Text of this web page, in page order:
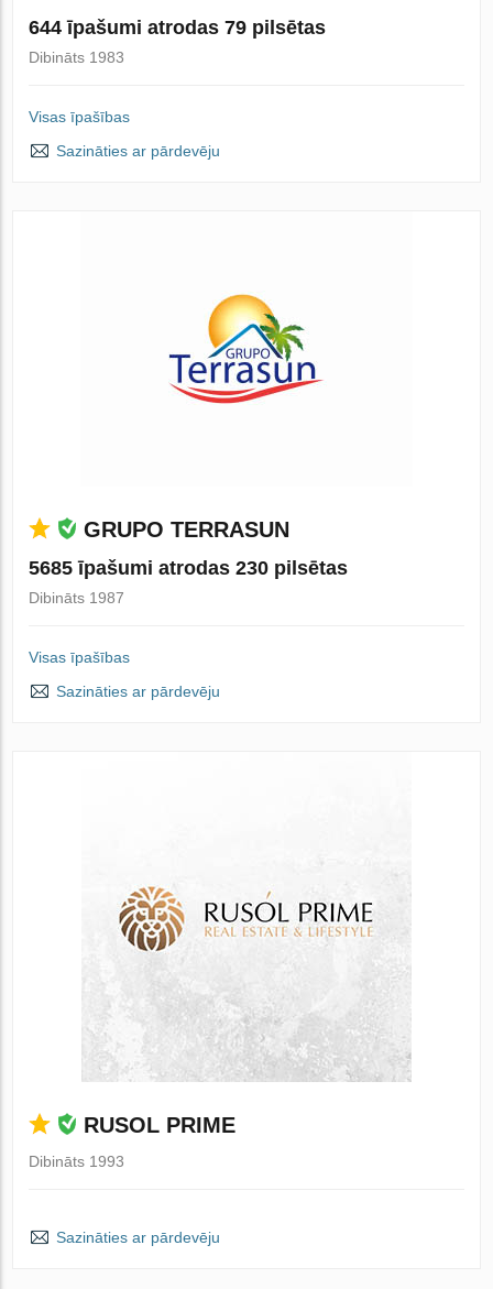
644 īpašumi atrodas 79 pilsētas
Dibināts 1983
Visas īpašības
Sazināties ar pārdevēju
GRUPO TERRASUN
5685 īpašumi atrodas 230 pilsētas
Dibināts 1987
Visas īpašības
Sazināties ar pārdevēju
RUSOL PRIME
Dibināts 1993
Sazināties ar pārdevēju